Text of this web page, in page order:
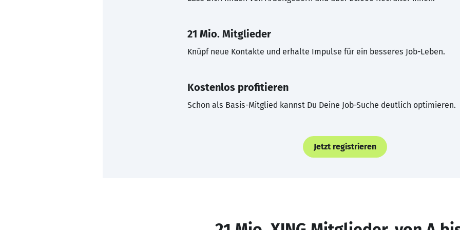
21 Mio. Mitglieder
Knüpf neue Kontakte und erhalte Impulse für ein besseres Job-Leben.
Kostenlos profitieren
Schon als Basis-Mitglied kannst Du Deine Job-Suche deutlich optimieren.
Jetzt registrieren